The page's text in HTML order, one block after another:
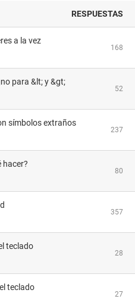
RESPUESTAS
a la vez
168
para &lt; y &gt;
52
símbolos extraños
237
hacer?
80
357
teclado
28
teclado
27